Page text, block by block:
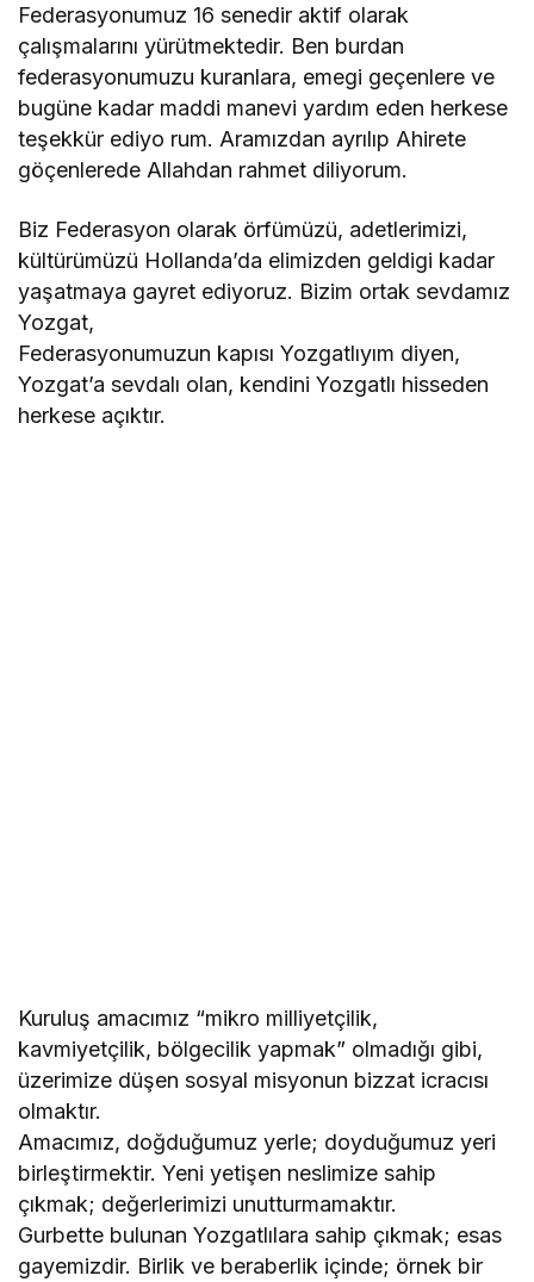
Federasyonumuz 16 senedir aktif olarak
çalışmalarını yürütmektedir. Ben burdan
federasyonumuzu kuranlara, emegi geçenlere ve
bugüne kadar maddi manevi yardım eden herkese
teşekkür ediyo rum. Aramızdan ayrılıp Ahirete
göçenlerede Allahdan rahmet diliyorum.
Biz Federasyon olarak örfümüzü, adetlerimizi,
kültürümüzü Hollanda’da elimizden geldigi kadar
yaşatmaya gayret ediyoruz. Bizim ortak sevdamız
Yozgat,
Federasyonumuzun kapısı Yozgatlıyım diyen,
Yozgat’a sevdalı olan, kendini Yozgatlı hisseden
herkese açıktır.
Kuruluş amacımız “mikro milliyetçilik,
kavmiyetçilik, bölgecilik yapmak” olmadığı gibi,
üzerimize düşen sosyal misyonun bizzat icracısı
olmaktır.
Amacımız, doğduğumuz yerle; doyduğumuz yeri
birleştirmektir. Yeni yetişen neslimize sahip
çıkmak; değerlerimizi unutturmamaktır.
Gurbette bulunan Yozgatlılara sahip çıkmak; esas
gayemizdir. Birlik ve beraberlik içinde; örnek bir